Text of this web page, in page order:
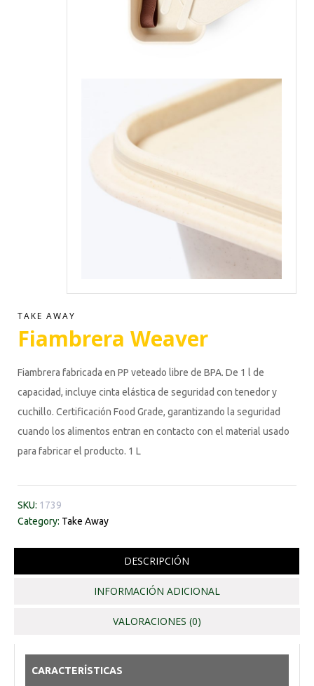
TAKE AWAY
Fiambrera Weaver
Fiambrera fabricada en PP veteado libre de BPA. De 1 l de
capacidad, incluye cinta elástica de seguridad con tenedor y
cuchillo. Certificación Food Grade, garantizando la seguridad
cuando los alimentos entran en contacto con el material usado
para fabricar el producto. 1 L
SKU: 1739
Category: Take Away
DESCRIPCIÓN
INFORMACIÓN ADICIONAL
VALORACIONES (0)
CARACTERÍSTICAS